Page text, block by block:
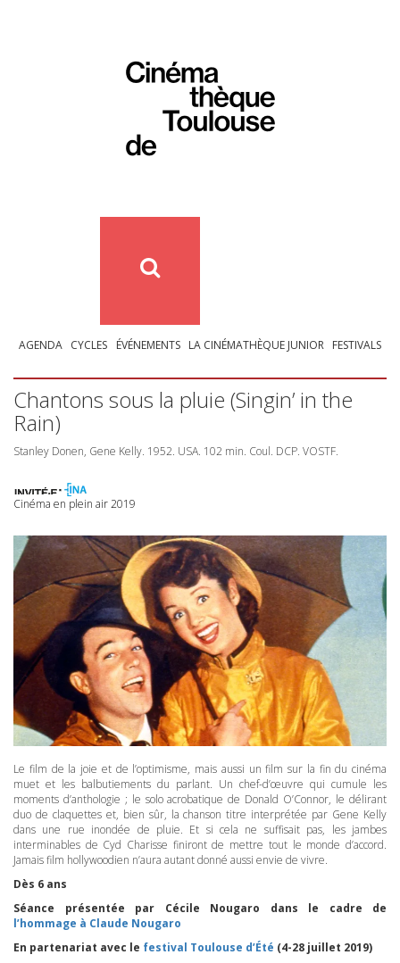
AGENDA CYCLES ÉVÉNEMENTS LA CINÉMATHÈQUE JUNIOR FESTIVALS
Chantons sous la pluie (Singin’ in the
Rain)
Stanley Donen, Gene Kelly. 1952. USA. 102 min. Coul. DCP. VOSTF.
Cinéma en plein air 2019
Le film de la joie et de l’optimisme, mais aussi un film sur la fin du cinéma
muet et les balbutiements du parlant. Un chef-d’œuvre qui cumule les
moments d’anthologie ; le solo acrobatique de Donald O’Connor, le délirant
duo de claquettes et, bien sûr, la chanson titre interprétée par Gene Kelly
dans une rue inondée de pluie. Et si cela ne suffisait pas, les jambes
interminables de Cyd Charisse finiront de mettre tout le monde d’accord.
Jamais film hollywoodien n’aura autant donné aussi envie de vivre.
Dès 6 ans
Séance présentée par Cécile Nougaro dans le cadre de
l’hommage à Claude Nougaro
En partenariat avec le festival Toulouse d’Été (4-28 juillet 2019)